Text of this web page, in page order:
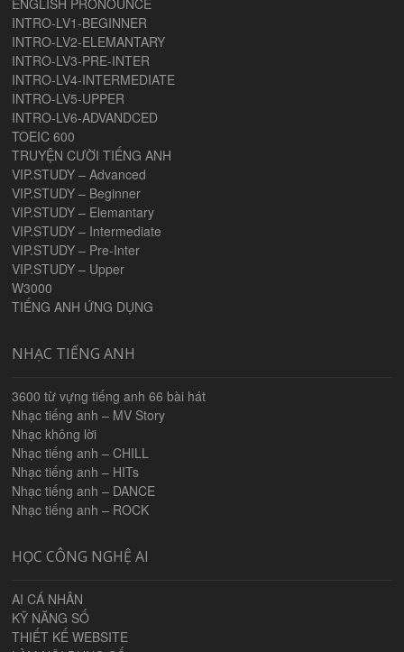
ENGLISH PRONOUNCE
INTRO-LV1-BEGINNER
INTRO-LV2-ELEMANTARY
INTRO-LV3-PRE-INTER
INTRO-LV4-INTERMEDIATE
INTRO-LV5-UPPER
INTRO-LV6-ADVANDCED
TOEIC 600
TRUYỆN CƯỜI TIẾNG ANH
VIP.STUDY – Advanced
VIP.STUDY – Beginner
VIP.STUDY – Elemantary
VIP.STUDY – Intermediate
VIP.STUDY – Pre-Inter
VIP.STUDY – Upper
W3000
TIẾNG ANH ỨNG DỤNG
NHẠC TIẾNG ANH
3600 từ vựng tiếng anh 66 bài hát
Nhạc tiếng anh – MV Story
Nhạc không lời
Nhạc tiếng anh – CHILL
Nhạc tiếng anh – HITs
Nhạc tiếng anh – DANCE
Nhạc tiếng anh – ROCK
HỌC CÔNG NGHỆ AI
AI CÁ NHÂN
KỸ NĂNG SỐ
THIẾT KẾ WEBSITE